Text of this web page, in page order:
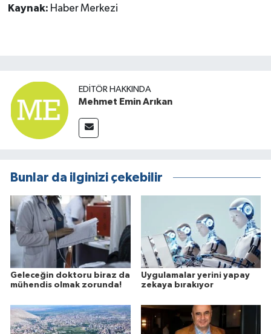
Kaynak: Haber Merkezi
EDITÖR HAKKINDA
Mehmet Emin Arıkan
Bunlar da ilginizi çekebilir
Geleceğin doktoru biraz da
mühendis olmak zorunda!
Uygulamalar yerini yapay
zekaya bırakıyor